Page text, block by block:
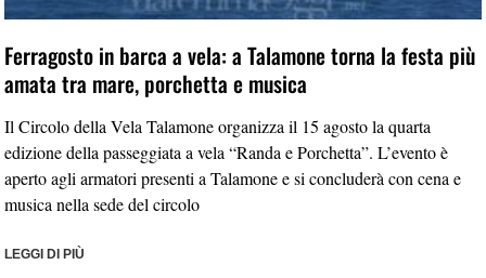
Ferragosto in barca a vela: a Talamone torna la festa più
amata tra mare, porchetta e musica
Il Circolo della Vela Talamone organizza il 15 agosto la quarta
edizione della passeggiata a vela “Randa e Porchetta”. L’evento è
aperto agli armatori presenti a Talamone e si concluderà con cena e
musica nella sede del circolo
LEGGI DI PIÙ